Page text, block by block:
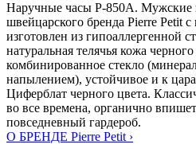
Наручные часы P-850A. Мужские
швейцарского бренда Pierre Petit
изготовлен из гипоаллергенной
натуральная телячья кожа
комбинированное стекло
напылением), устойчивое и к
Циферблат черного цвета.
во все времена, органично
повседневный гардероб.
О БРЕНДЕ Pierre Petit ›